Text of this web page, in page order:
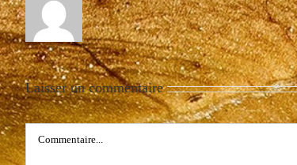
Laisser un commentaire
Commentaire